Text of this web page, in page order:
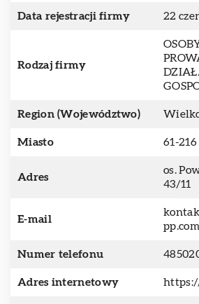
Data rejestracji firmy 22
Rodzaj firmy
Region (Województwo)
Miasto 61-
Adres
os.
43/11
E-mail
Numer telefonu
Adres internetowy